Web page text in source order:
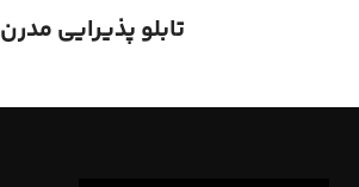
تابلو پذیرایی مدرن